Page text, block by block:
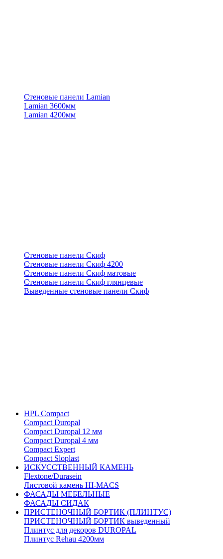
Стеновые панели Lamian
Lamian 3600мм
Lamian 4200мм
Стеновые панели Скиф
Стеновые панели Скиф 4200
Стеновые панели Скиф матовые
Стеновые панели Скиф глянцевые
Выведенные стеновые панели Скиф
HPL Compact
Compact Duropal
Compact Duropal 12 мм
Compact Duropal 4 мм
Compact Expert
Compact Sloplast
ИСКУССТВЕННЫЙ КАМЕНЬ
Flextone/Durasein
Листовой камень HI-MACS
ФАСАДЫ МЕБЕЛЬНЫЕ
ФАСАДЫ СИДАК
ПРИСТЕНОЧНЫЙ БОРТИК (ПЛИНТУС)
ПРИСТЕНОЧНЫЙ БОРТИК выведенный
Плинтус для декоров DUROPAL
Плинтус Rehau 4200мм